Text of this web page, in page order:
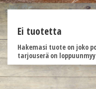
Ei tuotetta
Hakemasi tuote on joko
tarjouserä on